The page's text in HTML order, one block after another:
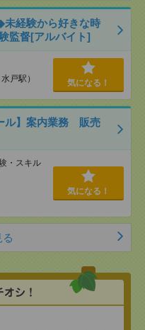
経験から好きな時
監督[アルバイト]
戸駅） 気になる！
ル】案内業務 販売
・スキル
気になる！